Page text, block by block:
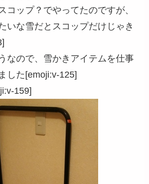
コップ？でやってたのですが、
いな雪だとスコップだけじゃき
なので、雪かきアイテムを仕事
した[emoji:v-125]
159]